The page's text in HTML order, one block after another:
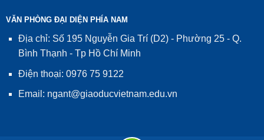
VĂN PHÒNG ĐẠI DIỆN PHÍA NAM
Địa chỉ: Số 195 Nguyễn Gia Trí (D2) - Phường 25 - Q.
Bình Thạnh - Tp Hồ Chí Minh
Điện thoại: 0976 75 9122
Email: ngant@giaoducvietnam.edu.vn